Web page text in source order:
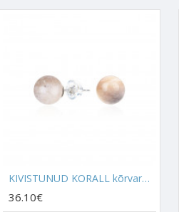
Korall on spirituaalsel
avada, tugevdada ja
missioon. Telepaatiaga
initsatiive. Kanna Kivistunud
kõrvas. Nii aktiveerub
telepaatiale pakub Kivistunud
luua vaid nendega, kes
valikuid iseenda jaoks teha.
KIVISTUNUD KORALL kõrvarõngad täpp (hõbe 925)
36.10€